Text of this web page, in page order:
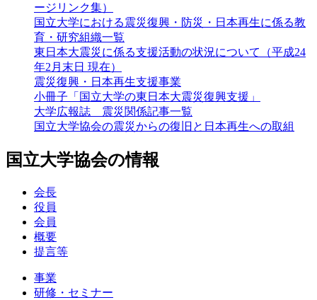
ージリンク集）
国立大学における震災復興・防災・日本再生に係る教
育・研究組織一覧
東日本大震災に係る支援活動の状況について（平成24
年2月末日 現在）
震災復興・日本再生支援事業
小冊子「国立大学の東日本大震災復興支援」
大学広報誌 震災関係記事一覧
国立大学協会の震災からの復旧と日本再生への取組
国立大学協会の情報
会長
役員
会員
概要
提言等
事業
研修・セミナー